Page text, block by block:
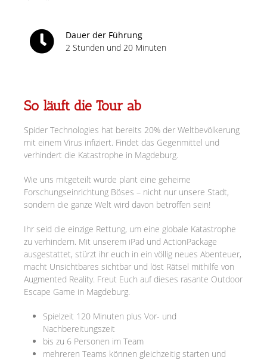
Dauer der Führung
2 Stunden und 20 Minuten
So läuft die Tour ab
Spider Technologies hat bereits 20% der Weltbevölkerung
mit einem Virus infiziert. Findet das Gegenmittel und
verhindert die Katastrophe in Magdeburg.
Wie uns mitgeteilt wurde plant eine geheime
Forschungseinrichtung Böses – nicht nur unsere Stadt,
sondern die ganze Welt wird davon betroffen sein!
Ihr seid die einzige Rettung, um eine globale Katastrophe
zu verhindern. Mit unserem iPad und ActionPackage
ausgestattet, stürzt ihr euch in ein völlig neues Abenteuer,
macht Unsichtbares sichtbar und löst Rätsel mithilfe von
Augmented Reality. Freut Euch auf dieses rasante Outdoor
Escape Game in Magdeburg.
Spielzeit 120 Minuten plus Vor- und
Nachbereitungszeit
bis zu 6 Personen im Team
mehreren Teams können gleichzeitig starten und